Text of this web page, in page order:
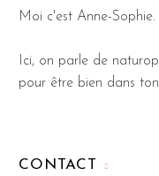
Moi c'est Anne-Sophie.
Ici, on parle de
pour être bien dans
CONTACT